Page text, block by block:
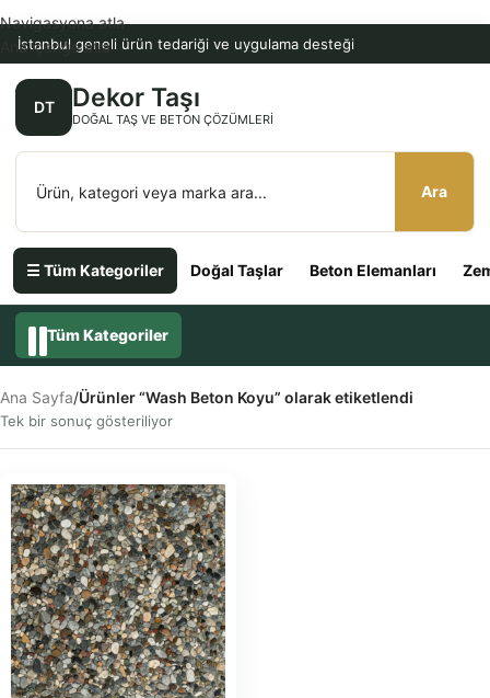
İstanbul geneli ürün tedariği ve uygulama desteği
DT Dekor Taşı
DOĞAL TAŞ VE BETON ÇÖZÜMLERI
Ara
☰ Tüm Kategoriler Doğal Taşlar Beton Elemanları
Navigasyona atla
Ana içeriğe atla
Tüm Kategoriler
Ana Sayfa/Ürünler “Wash Beton Koyu” olarak etiketlendi
Tek bir sonuç gösteriliyor